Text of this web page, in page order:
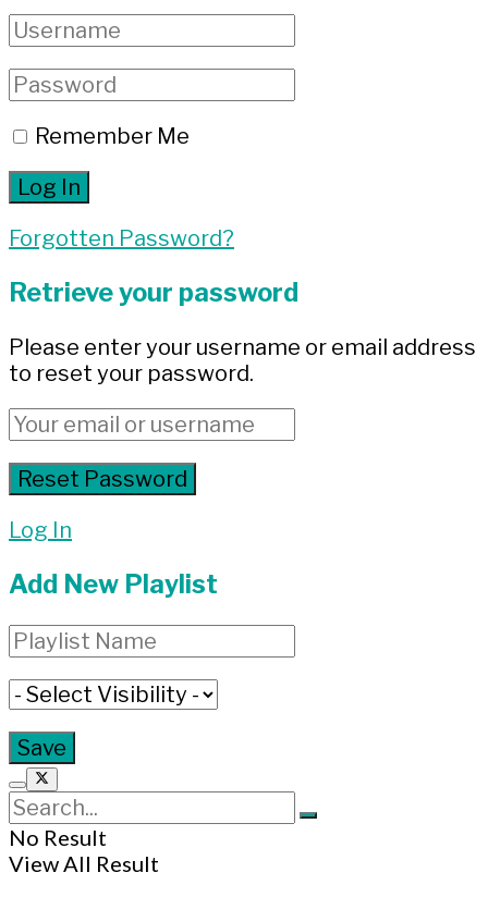
Remember Me
Forgotten Password?
Retrieve your password
Please enter your username or email address
to reset your password.
Log In
Add New Playlist
No Result
View All Result